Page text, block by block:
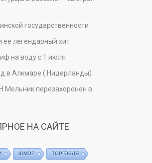
государственности
ее легендарный хит
на воду с 1 июля
в Алкмаре ( Нидерланды)
Мельник перезахоронен в
НА САЙТЕ
ЮМОР ТОРГОВЛЯ